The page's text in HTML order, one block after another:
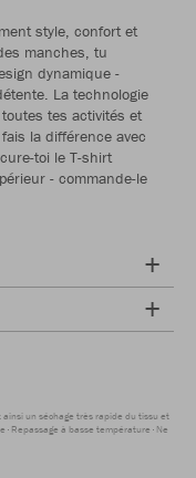
style, confort et
manches, tu
dynamique -
La technologie
tes activités et
la différence avec
toi le T-shirt
- commande-le
un séchage très rapide du tissu et
Repassage à basse température Ne